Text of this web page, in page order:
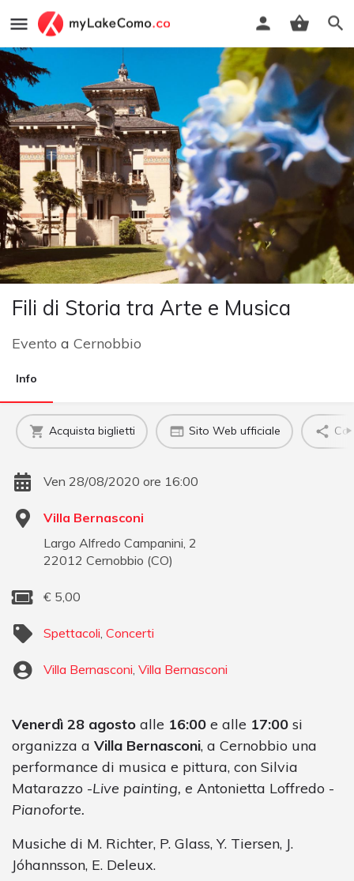
Fili di Storia tra Arte e Musica
Evento a Cernobbio
Info
Acquista biglietti Sito Web ufficiale
Ven 28/08/2020 ore 16:00
Villa Bernasconi
Largo Alfredo Campanini, 2
22012 Cernobbio (CO)
€ 5,00
Spettacoli Concerti
Villa Bernasconi Villa Bernasconi
Venerdì 28 agosto alle 16:00 e alle 17:00 si
organizza a Villa Bernasconi, a Cernobbio una
performance di musica e pittura, con Silvia
Matarazzo -Live painting, e Antonietta Loffredo -
Pianoforte.
Musiche di M. Richter, P. Glass, Y. Tiersen, J.
Jóhannsson, E. Deleux.